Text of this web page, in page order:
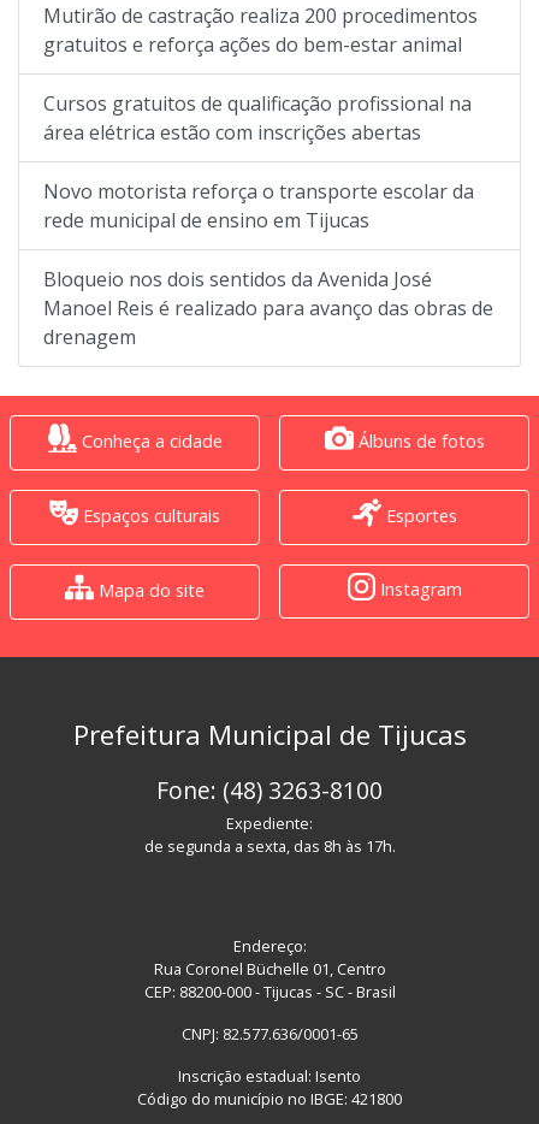
Mutirão de castração realiza 200 procedimentos
gratuitos e reforça ações do bem-estar animal
Cursos gratuitos de qualificação profissional na
área elétrica estão com inscrições abertas
Novo motorista reforça o transporte escolar da
rede municipal de ensino em Tijucas
Bloqueio nos dois sentidos da Avenida José
Manoel Reis é realizado para avanço das obras de
drenagem
Conheça a cidade Álbuns de fotos
Espaços culturais Esportes
Mapa do site Instagram
Prefeitura Municipal de Tijucas
Fone: (48) 3263-8100
Expediente:
de segunda a sexta, das 8h às 17h.
Endereço:
Rua Coronel Büchelle 01, Centro
CEP: 88200-000 - Tijucas - SC - Brasil
CNPJ: 82.577.636/0001-65
Inscrição estadual: Isento
Código do município no IBGE: 421800